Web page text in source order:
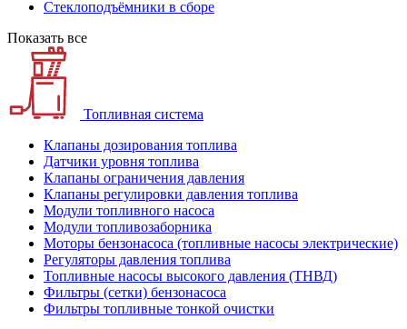
Стеклоподъёмники в сборе
Показать все
Топливная система
Клапаны дозирования топлива
Датчики уровня топлива
Клапаны ограничения давления
Клапаны регулировки давления топлива
Модули топливного насоса
Модули топливозаборника
Моторы бензонасоса (топливные насосы электрические)
Регуляторы давления топлива
Топливные насосы высокого давления (ТНВД)
Фильтры (сетки) бензонасоса
Фильтры топливные тонкой очистки